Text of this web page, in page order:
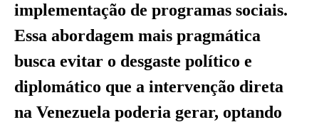
implementação de programas sociais.
Essa abordagem mais pragmática
busca evitar o desgaste político e
diplomático que a intervenção direta
na Venezuela poderia gerar, optando